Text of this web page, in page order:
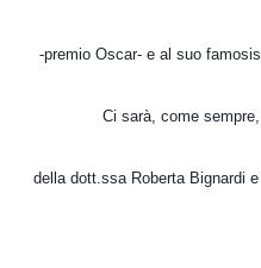
-premio Oscar- e al suo
Ci sarà, come
della dott.ssa Roberta Bignardi